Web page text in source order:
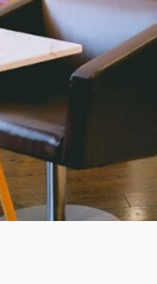
von
Immofragen Wiener